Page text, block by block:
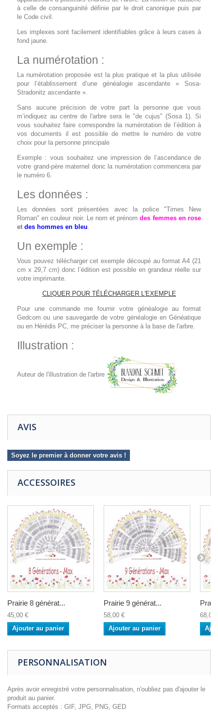
à celle de consanguinité définie par le droit canonique puis par
le Code civil.
Les implexes sont facilement identifiables grâce à leurs cases à
fond jaune.
La numérotation :
La numérotation proposée est la plus pratique et la plus utilisée
pour l’établissement d’une généalogie ascendante « Sosa-
Stradonitz ascendante ».
Sans aucune précision de votre part la personne que vous
m’indiquez au centre de l'arbre sera le "de cujus" (Sosa 1). Si
vous souhaitez faire correspondre la numérotation de l’édition à
vos documents il est possible de mettre le numéro de votre
choix pour la personne principale
Exemple : vous souhaitez une impression de l’ascendance de
votre grand-père maternel donc la numérotation commencera par
le numéro 6.
Les données :
Les données sont présentées avec la police "Times New
Roman" en couleur noir. Le nom et prénomdes femmes en rose
et des hommes en bleu.
Un exemple :
Vous pouvez télécharger cet exemple découpé au format A4 (21
cm x 29,7 cm) donc l’édition est possible en grandeur réelle sur
votre imprimante.
CLIQUER POUR TÉLÉCHARGER L'EXEMPLE
Pour une commande me fournir votre généalogie au format
Gedcom ou une sauvegarde de votre généalogie en Généatique
ou en Hérédis PC, me préciser la personne à la base de l'arbre.
Illustration :
Auteur de l'illustration de l'arbre
AVIS
Soyez le premier à donner votre avis !
ACCESSOIRES
Prairie 8 générat...
45,00 €
Ajouter au panier
Prairie 9 générat...
58,00 €
Ajouter au panier
68,00
PERSONNALISATION
Après avoir enregistré votre personnalisation, n'oubliez pas d'ajouter le
produit au panier.
Formats acceptés : GIF, JPG, PNG, GED